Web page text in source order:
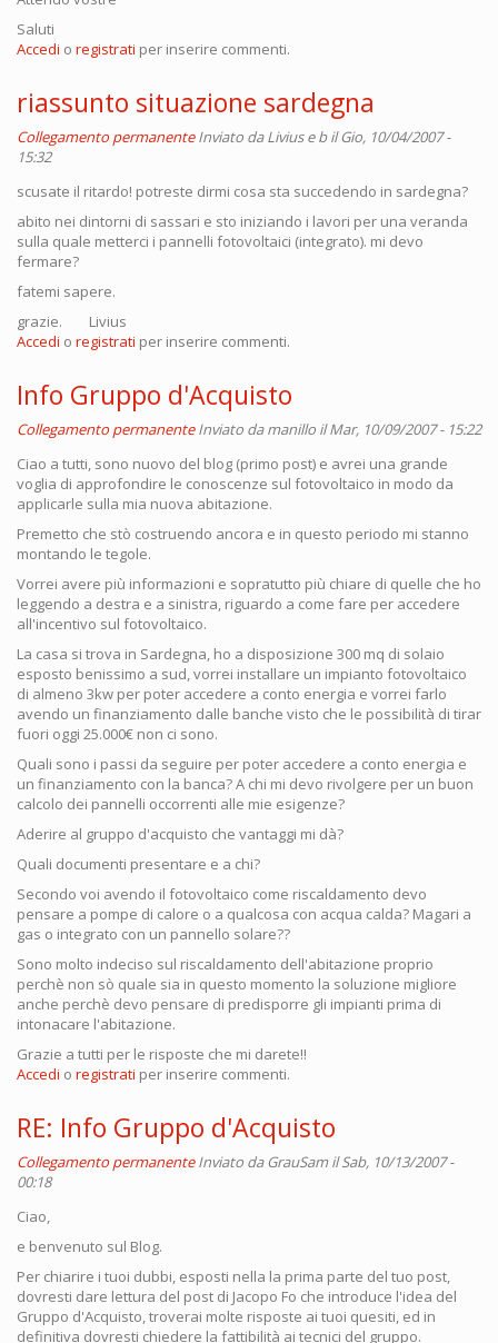
Saluti
Accedi o registrati per inserire commenti.
riassunto situazione sardegna
Collegamento permanente Inviato daLivius e bil Gio, 10/04/2007 -
15:32
scusate il ritardo! potreste dirmi cosa sta succedendo in sardegna?
abito nei dintorni di sassari e sto iniziando i lavori per una veranda
sulla quale metterci i pannelli fotovoltaici (integrato). mi devo
fermare?
fatemi sapere.
grazie. Livius
Accedi o registrati per inserire commenti.
Info Gruppo d'Acquisto
Collegamento permanente Inviato damanillo il Mar, 10/09/2007 - 15:22
Ciao a tutti, sono nuovo del blog (primo post) e avrei una grande
voglia di approfondire le conoscenze sul fotovoltaico in modo da
applicarle sulla mia nuova abitazione.
Premetto che stò costruendo ancora e in questo periodo mi stanno
montando le tegole.
Vorrei avere più informazioni e sopratutto più chiare di quelle che ho
leggendo a destra e a sinistra, riguardo a come fare per accedere
all'incentivo sul fotovoltaico.
La casa si trova in Sardegna, ho a disposizione 300 mq di solaio
esposto benissimo a sud, vorrei installare un impianto fotovoltaico
di almeno 3kw per poter accedere a conto energia e vorrei farlo
avendo un finanziamento dalle banche visto che le possibilità di tirar
fuori oggi 25.000€ non ci sono.
Quali sono i passi da seguire per poter accedere a conto energia e
un finanziamento con la banca? A chi mi devo rivolgere per un buon
calcolo dei pannelli occorrenti alle mie esigenze?
Aderire al gruppo d'acquisto che vantaggi mi dà?
Quali documenti presentare e a chi?
Secondo voi avendo il fotovoltaico come riscaldamento devo
pensare a pompe di calore o a qualcosa con acqua calda? Magari a
gas o integrato con un pannello solare??
Sono molto indeciso sul riscaldamento dell'abitazione proprio
perchè non sò quale sia in questo momento la soluzione migliore
anche perchè devo pensare di predisporre gli impianti prima di
intonacare l'abitazione.
Grazie a tutti per le risposte che mi darete!!
Accedi o registrati per inserire commenti.
RE: Info Gruppo d'Acquisto
Collegamento permanente Inviato daGrauSamil Sab, 10/13/2007 -
00:18
Ciao,
e benvenuto sul Blog.
Per chiarire i tuoi dubbi, esposti nella la prima parte del tuo post,
dovresti dare lettura del post di Jacopo Fo che introduce l'idea del
Gruppo d'Acquisto, troverai molte risposte ai tuoi quesiti, ed in
definitiva dovresti chiedere la fattibilità ai tecnici del gruppo.